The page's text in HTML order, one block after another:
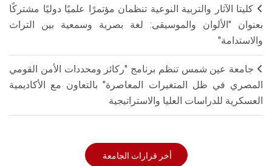
كليتا الآثار والتربية النوعية تنظمان مؤتمرًا علميًا دوليًا مشتركًا
بعنوان "الألوان والموسيقى: لغة بصرية وسمعية بين التراث
والاستدامة"
جامعة عين شمس تنظم برنامج "ركائز ومحددات الأمن القومي
المصري في ظل المتغيرات المعاصرة" بالتعاون مع الأكاديمية
العسكرية للدراسات العليا والاستراتيجية
أخر قرارات الجامعة